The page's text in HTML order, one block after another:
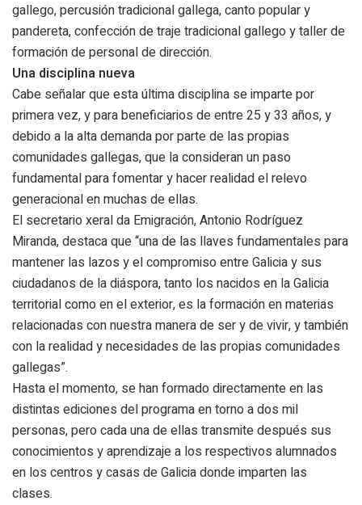
gallego, percusión tradicional gallega, canto popular y
pandereta, confección de traje tradicional gallego y taller de
formación de personal de dirección.
Una disciplina nueva
Cabe señalar que esta última disciplina se imparte por
primera vez, y para beneficiarios de entre 25 y 33 años, y
debido a la alta demanda por parte de las propias
comunidades gallegas, que la consideran un paso
fundamental para fomentar y hacer realidad el relevo
generacional en muchas de ellas.
El secretario xeral da Emigración, Antonio Rodríguez
Miranda, destaca que “una de las llaves fundamentales para
mantener las lazos y el compromiso entre Galicia y sus
ciudadanos de la diáspora, tanto los nacidos en la Galicia
territorial como en el exterior, es la formación en materias
relacionadas con nuestra manera de ser y de vivir, y también
con la realidad y necesidades de las propias comunidades
gallegas”.
Hasta el momento, se han formado directamente en las
distintas ediciones del programa en torno a dos mil
personas, pero cada una de ellas transmite después sus
conocimientos y aprendizaje a los respectivos alumnados
en los centros y casas de Galicia donde imparten las
clases.